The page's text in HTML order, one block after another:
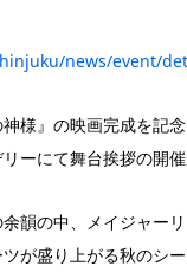
news/event/
様』の映画完成を記
リーにて舞台挨拶の開
韻の中、メイジャー
が盛り上がる秋のシ